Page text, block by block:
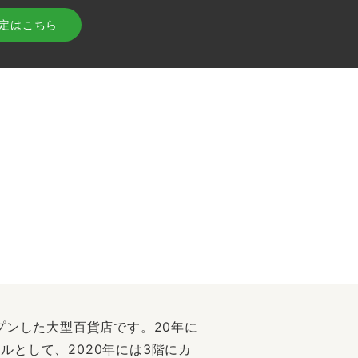
はこちら
した大型百貨店です。20年に
として、2020年には3階にカ